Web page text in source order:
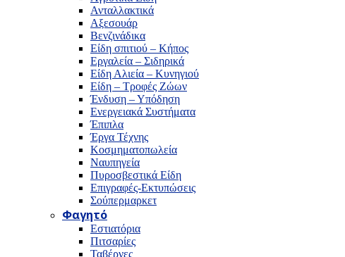
Ανταλλακτικά
Αξεσουάρ
Βενζινάδικα
Είδη σπιτιού – Κήπος
Εργαλεία – Σιδηρικά
Είδη Αλιεία – Κυνηγιού
Είδη – Τροφές Ζώων
Ένδυση – Υπόδηση
Ενεργειακά Συστήματα
Έπιπλα
Έργα Τέχνης
Κοσμηματοπωλεία
Ναυπηγεία
Πυροσβεστικά Είδη
Επιγραφές-Εκτυπώσεις
Σούπερμαρκετ
Φαγητό
Εστιατόρια
Πιτσαρίες
Ταβέρνες